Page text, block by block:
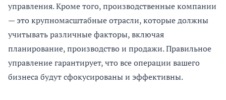
управления. Кроме того, производственные компании
— это крупномасштабные отрасли, которые должны
учитывать различные факторы, включая
планирование, производство и продажи. Правильное
управление гарантирует, что все операции вашего
бизнеса будут сфокусированы и эффективны.